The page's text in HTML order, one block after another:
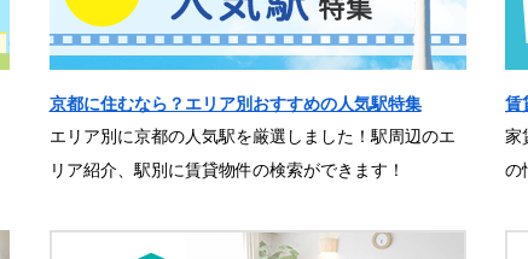
京都に住むなら？エリア別おすすめの人気駅特集
エリア別に京都の人気駅を厳選しました！駅周辺のエ
リア紹介、駅別に賃貸物件の検索ができます！
賃
家
の